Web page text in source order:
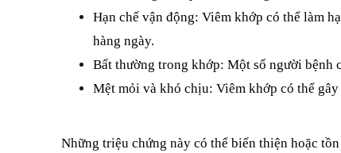
Hạn chế vận động: Viêm khớp có thể làm
hàng ngày.
Bất thường trong khớp: Một số người bệnh
Mệt mỏi và khó chịu: Viêm khớp có thể
Những triệu chứng này có thể biến thiện hoặc